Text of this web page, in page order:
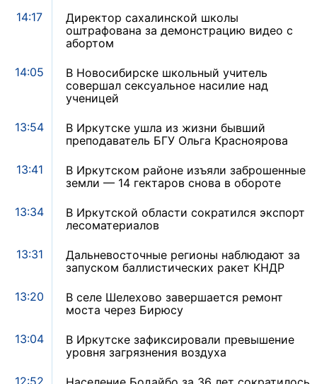
14:17
Директор сахалинской школы
оштрафована за демонстрацию видео с
абортом
14:05
В Новосибирске школьный учитель
совершал сексуальное насилие над
ученицей
13:54
В Иркутске ушла из жизни бывший
преподаватель БГУ Ольга Красноярова
13:41
В Иркутском районе изъяли заброшенные
земли — 14 гектаров снова в обороте
13:34
В Иркутской области сократился экспорт
лесоматериалов
13:31
Дальневосточные регионы наблюдают за
запуском баллистических ракет КНДР
13:20
В селе Шелехово завершается ремонт
моста через Бирюсу
13:04
В Иркутске зафиксировали превышение
уровня загрязнения воздуха